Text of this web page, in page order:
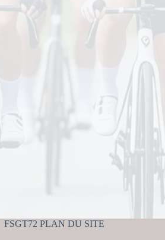
FSGT72 PLAN DU SITE